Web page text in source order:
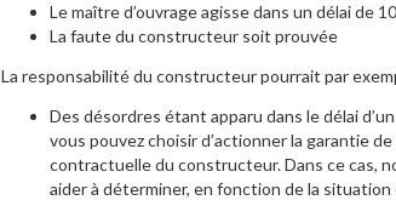
Le maître d’ouvrage agisse dans un délai de
La faute du constructeur soit prouvée
La responsabilité du constructeur pourrait par
Des désordres étant apparu dans le délai
vous pouvez choisir d’actionner la garantie
contractuelle du constructeur. Dans ce cas,
aider à déterminer, en fonction de la situation